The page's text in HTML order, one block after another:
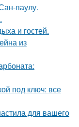
паулу.
и гостей.
из
под ключ: все
для вашего